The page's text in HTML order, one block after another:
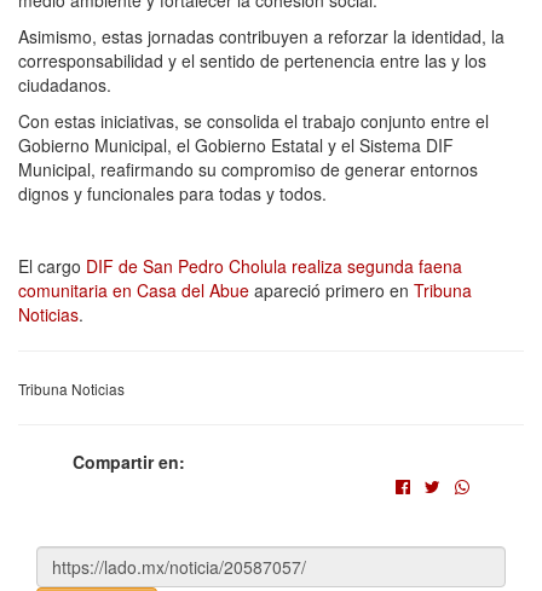
Asimismo, estas jornadas contribuyen a reforzar la identidad, la
corresponsabilidad y el sentido de pertenencia entre las y los
ciudadanos.
Con estas iniciativas, se consolida el trabajo conjunto entre el
Gobierno Municipal, el Gobierno Estatal y el Sistema DIF
Municipal, reafirmando su compromiso de generar entornos
dignos y funcionales para todas y todos.
El cargo DIF de San Pedro Cholula realiza segunda faena
comunitaria en Casa del Abue apareció primero en Tribuna
Noticias.
Tribuna Noticias
Compartir en: